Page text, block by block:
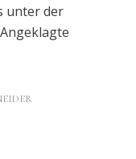
unter der